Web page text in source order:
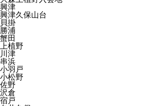
興津
興津久保山台
貝掛
勝浦
蟹田
上植野
川津
串浜
小羽戸
小松野
佐野
沢倉
宿戸